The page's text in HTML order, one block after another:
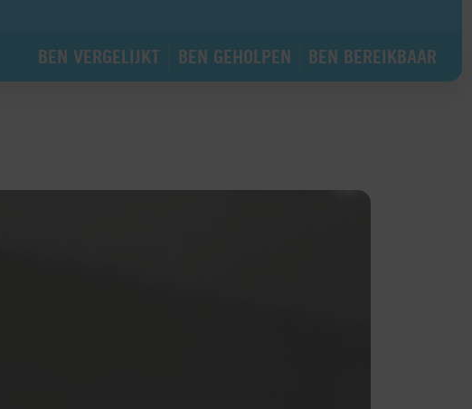
BEN VERGELIJKT BEN GEHOLPEN BEN BEREIKBAAR